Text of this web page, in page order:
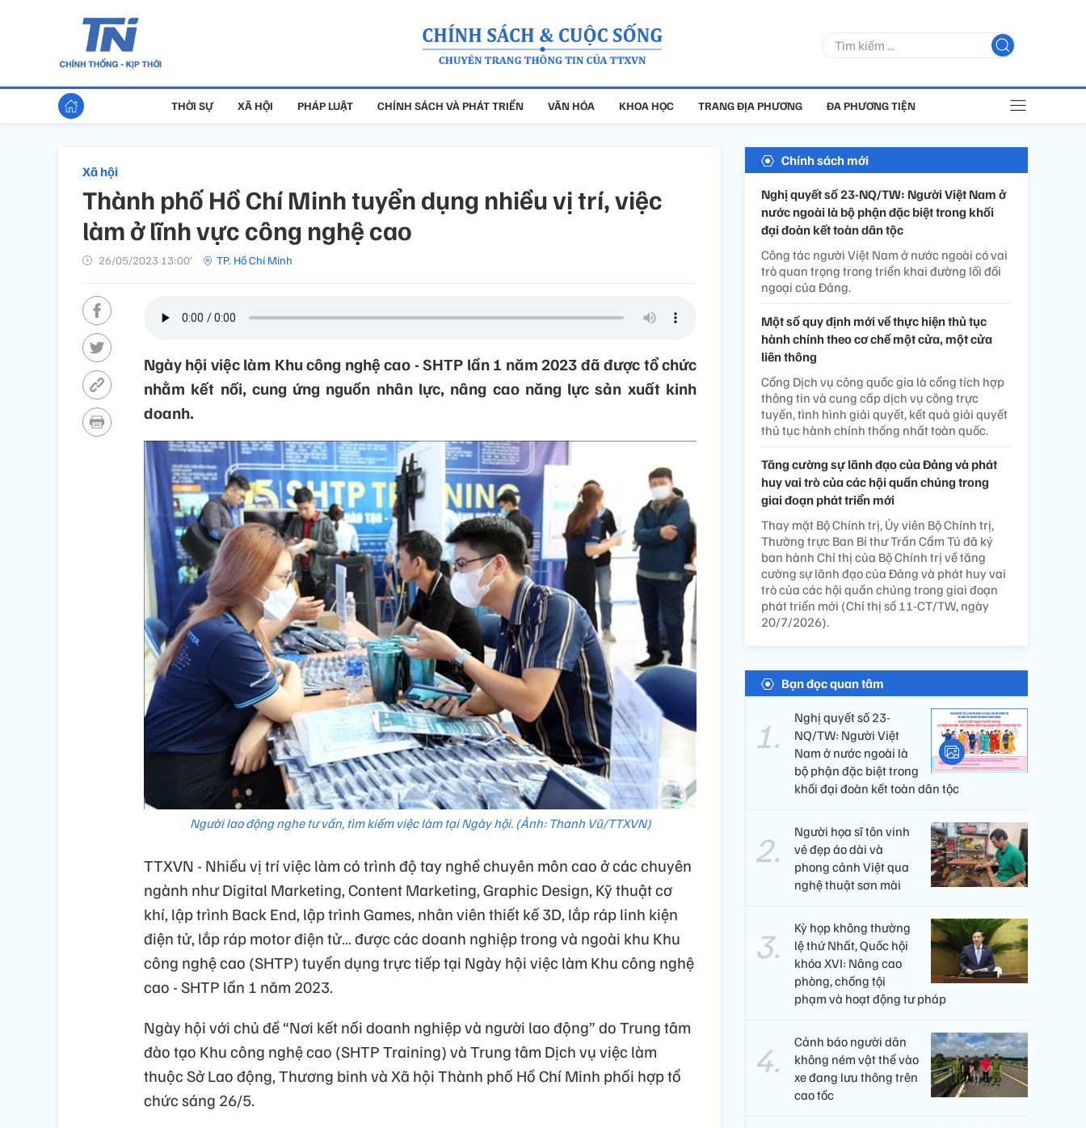
THỜI SỰ XÃ HỘI PHÁP LUẬT CHÍNH SÁCH VÀ PHÁT TRIỂN VĂN HÓA KHOA HỌC TRANG ĐỊA PHƯƠNG ĐA PHƯƠNG TIỆN
Xã hội
Thành phố Hồ Chí Minh tuyển dụng nhiều vị trí, việc
làm ở lĩnh vực công nghệ cao
26/05/2023 13:00’ TP. Hồ Chí Minh
Ngày hội việc làm Khu công nghệ cao - SHTP lần 1 năm 2023 đã được tổ chức
nhằm kết nối, cung ứng nguồn nhân lực, nâng cao năng lực sản xuất kinh
doanh.
Người lao động nghe tư vấn, tìm kiếm việc làm tại Ngày hội. (Ảnh: Thanh Vũ/TTXVN)
TTXVN - Nhiều vị trí việc làm có trình độ tay nghề chuyên môn cao ở các chuyên
ngành như Digital Marketing, Content Marketing, Graphic Design, Kỹ thuật cơ
khí, lập trình Back End, lập trình Games, nhân viên thiết kế 3D, lắp ráp linh kiện
điện tử, lắp ráp motor điện tử… được các doanh nghiệp trong và ngoài khu Khu
công nghệ cao (SHTP) tuyển dụng trực tiếp tại Ngày hội việc làm Khu công nghệ
cao - SHTP lần 1 năm 2023.
Ngày hội với chủ đề “Nơi kết nối doanh nghiệp và người lao động” do Trung tâm
đào tạo Khu công nghệ cao (SHTP Training) và Trung tâm Dịch vụ việc làm
thuộc Sở Lao động, Thương binh và Xã hội Thành phố Hồ Chí Minh phối hợp tổ
chức sáng 26/5.
Chính sách mới
Nghị quyết số 23-NQ/TW: Người Việt Nam ở
nước ngoài là bộ phận đặc biệt trong khối
đại đoàn kết toàn dân tộc
Công tác người Việt Nam ở nước ngoài có vai
trò quan trọng trong triển khai đường lối đối
ngoại của Đảng.
Một số quy định mới về thực hiện thủ tục
hành chính theo cơ chế một cửa, một cửa
liên thông
Cổng Dịch vụ công quốc gia là cổng tích hợp
thông tin và cung cấp dịch vụ công trực
tuyến, tình hình giải quyết, kết quả giải quyết
thủ tục hành chính thống nhất toàn quốc.
Tăng cường sự lãnh đạo của Đảng và phát
huy vai trò của các hội quần chúng trong
giai đoạn phát triển mới
Thay mặt Bộ Chính trị, Ủy viên Bộ Chính trị,
Thường trực Ban Bí thư Trần Cẩm Tú đã ký
ban hành Chỉ thị của Bộ Chính trị về tăng
cường sự lãnh đạo của Đảng và phát huy vai
trò của các hội quần chúng trong giai đoạn
phát triển mới (Chỉ thị số 11-CT/TW, ngày
20/7/2026).
Bạn đọc quan tâm
Nghị quyết số 23-
NQ/TW: Người Việt
Nam ở nước ngoài là
bộ phận đặc biệt trong
khối đại đoàn kết toàn dân tộc
Người họa sĩ tôn vinh
vẻ đẹp áo dài và
phong cảnh Việt qua
nghệ thuật sơn mài
Kỳ họp không thường
lệ thứ Nhất, Quốc hội
khóa XVI: Nâng cao
phòng, chống tội
phạm và hoạt động tư pháp
Cảnh báo người dân
không ném vật thể vào
xe đang lưu thông trên
cao tốc